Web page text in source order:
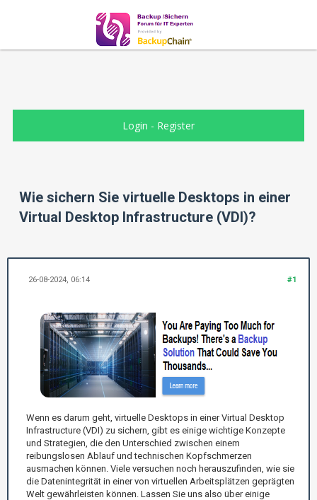
Login - Register
Wie sichern Sie virtuelle Desktops in einer
Virtual Desktop Infrastructure (VDI)?
#1
26-08-2024, 06:14
Wenn es darum geht, virtuelle Desktops in einer Virtual Desktop
Infrastructure (VDI) zu sichern, gibt es einige wichtige Konzepte
und Strategien, die den Unterschied zwischen einem
reibungslosen Ablauf und technischen Kopfschmerzen
ausmachen können. Viele versuchen noch herauszufinden, wie sie
die Datenintegrität in einer von virtuellen Arbeitsplätzen geprägten
Welt gewährleisten können. Lassen Sie uns also über einige